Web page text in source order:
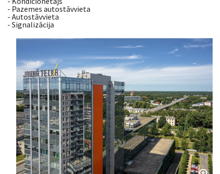
- Pazemes autostāvvieta
- Autostāvvieta
- Signalizācija